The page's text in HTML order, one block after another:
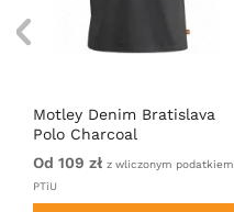
Motley Denim Bratislava
Polo Charcoal
Od 109 zł z wliczonym podatkiem
PTiU